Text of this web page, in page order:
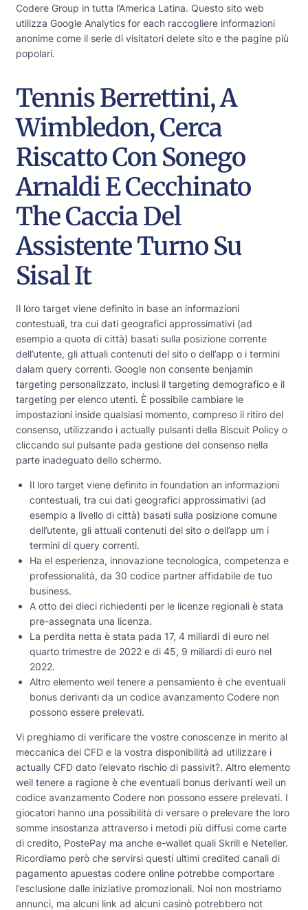
Codere Group in tutta l’America Latina. Questo sito web
utilizza Google Analytics for each raccogliere informazioni
anonime come il serie di visitatori delete sito e the pagine più
popolari.
Tennis Berrettini, A
Wimbledon, Cerca
Riscatto Con Sonego
Arnaldi E Cecchinato
The Caccia Del
Assistente Turno Su
Sisal It
Il loro target viene definito in base an informazioni
contestuali, tra cui dati geografici approssimativi (ad
esempio a quota di città) basati sulla posizione corrente
dell’utente, gli attuali contenuti del sito o dell’app o i termini
dalam query correnti. Google non consente benjamin
targeting personalizzato, inclusi il targeting demografico e il
targeting per elenco utenti. È possibile cambiare le
impostazioni inside qualsiasi momento, compreso il ritiro del
consenso, utilizzando i actually pulsanti della Biscuit Policy o
cliccando sul pulsante pada gestione del consenso nella
parte inadeguato dello schermo.
Il loro target viene definito in foundation an informazioni
contestuali, tra cui dati geografici approssimativi (ad
esempio a livello di città) basati sulla posizione comune
dell’utente, gli attuali contenuti del sito o dell’app um i
termini di query correnti.
Ha el esperienza, innovazione tecnologica, competenza e
professionalità, da 30 codice partner affidabile de tuo
business.
A otto dei dieci richiedenti per le licenze regionali è stata
pre-assegnata una licenza.
La perdita netta è stata pada 17, 4 miliardi di euro nel
quarto trimestre de 2022 e di 45, 9 miliardi di euro nel
2022.
Altro elemento weil tenere a pensamiento è che eventuali
bonus derivanti da un codice avanzamento Codere non
possono essere prelevati.
Vi preghiamo di verificare the vostre conoscenze in merito al
meccanica dei CFD e la vostra disponibilità ad utilizzare i
actually CFD dato l’elevato rischio di passivit?. Altro elemento
weil tenere a ragione è che eventuali bonus derivanti weil un
codice avanzamento Codere non possono essere prelevati. I
giocatori hanno una possibilità di versare o prelevare the loro
somme insostanza attraverso i metodi più diffusi come carte
di credito, PostePay ma anche e-wallet quali Skrill e Neteller.
Ricordiamo però che servirsi questi ultimi credited canali di
pagamento apuestas codere online potrebbe comportare
l’esclusione dalle iniziative promozionali. Noi non mostriamo
annunci, ma alcuni link ad alcuni casinò potrebbero not